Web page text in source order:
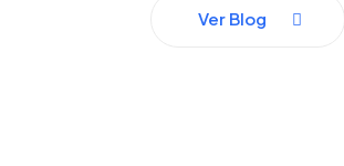
Ver Blog